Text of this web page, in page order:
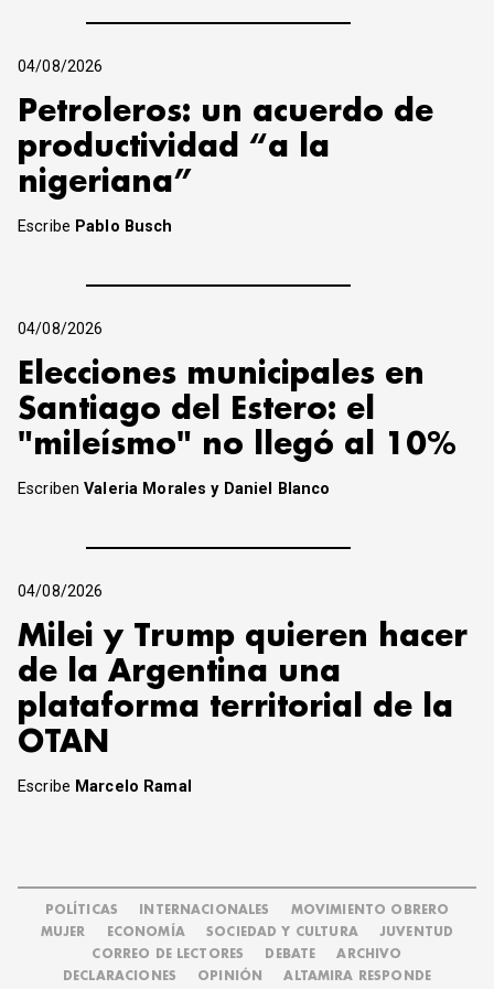
04/08/2026
Petroleros: un acuerdo de
productividad “a la
nigeriana”
Escribe Pablo Busch
04/08/2026
Elecciones municipales en
Santiago del Estero: el
"mileísmo" no llegó al 10%
EscribenValeria Morales y Daniel Blanco
04/08/2026
Milei y Trump quieren hacer
de la Argentina una
plataforma territorial de la
OTAN
Escribe Marcelo Ramal
POLÍTICAS INTERNACIONALES
MOVIMIENTO OBRERO
MUJER
ECONOMÍA SOCIEDAD Y CULTURA
JUVENTUD
CORREO DE LECTORES
DEBATE
ARCHIVO
DECLARACIONES
OPINIÓN ALTAMIRA RESPONDE